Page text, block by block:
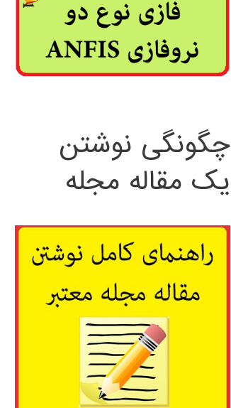
چگونگی نوشتن
یک مقاله مجله